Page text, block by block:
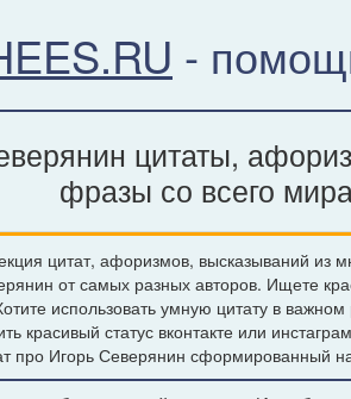
-
цитаты,
фразы со всего
цитат, афоризмов, высказываний из
от самых разных авторов. Ищете
использовать умную цитату в
красивый статус вконтакте или
про Игорь Северянин сформированный